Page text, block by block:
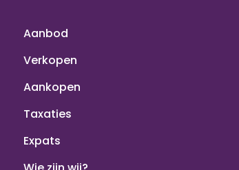
Aanbod
Verkopen
Aankopen
Taxaties
Expats